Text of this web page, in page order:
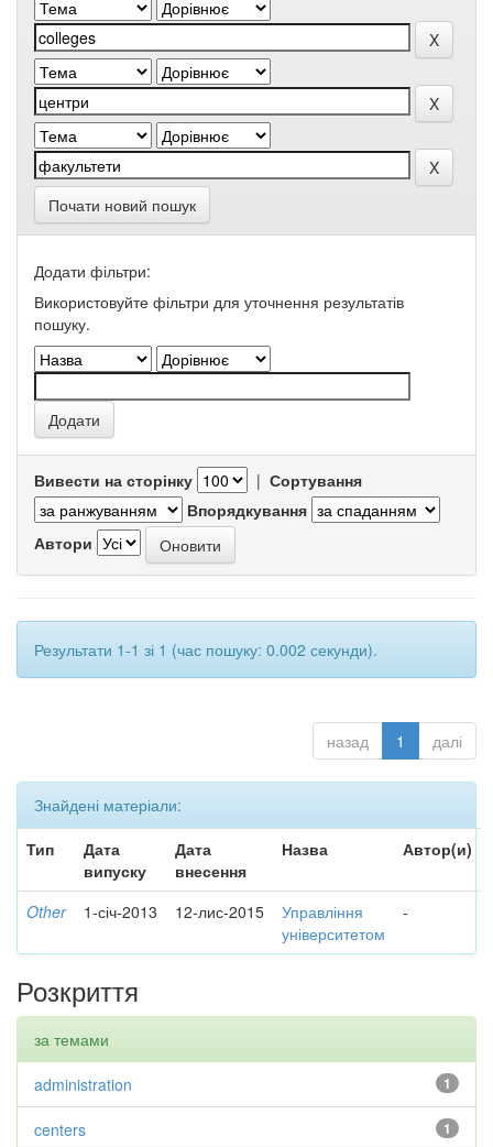
Почати новий пошук
Додати фільтри:
Використовуйте фільтри для уточнення результатів
пошуку.
Вивести на сторінку | Сортування
Впорядкування
Автори
Результати 1-1 зі 1 (час пошуку: 0.002 секунди).
назад 1 далі
Знайдені матеріали:
Тип
Дата
випуску
Дата
внесення
Назва Автор(и)
Other 1-січ-2013 12-лис-2015
Управління
університетом
-
Розкриття
за темами
1
administration
1
centers